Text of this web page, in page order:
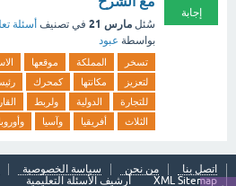
إجابة
سُئل مارس 21 في تصنيف أسئلة
بواسطة عبود
تسخر المملكة موقعها
لتعزيز
مكانتها كمحرك
للتجارة
الدولية ولربط
الثلاث
أفريقيا وآسيا وأوروبا
اتصل بنا من نحن سياسة الخصوصية
XML Sitemap
أرشيف الأسئلة التعليمية